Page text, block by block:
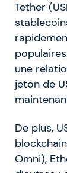
Tether
une
jeton de
De plus,
Omni),